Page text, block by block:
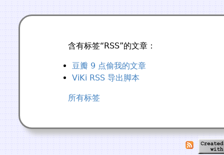
含有标签“RSS”的文章：
豆瓣 9 点偷我的文章
ViKi RSS 导出脚本
所有标签